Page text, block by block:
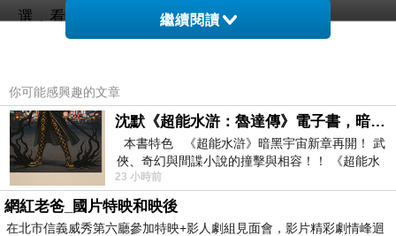
選，看看網友鄉民心得文，
油水平衡)哪裡買最便宜.最划算!
查了很多【DNA純E美】潔顏晶露150ml(無泡沬可
油水平衡)的開箱.分享.評論跟比價的結果，發現它
真的很棒!!!
繼續閱讀
你可能感興趣的文章
沈默《超能水滸：魯達傳》電子書，暗黑宇宙新章，一一五年八月璀璨上架！
本書特色 《超能水滸》暗黑宇宙新章再開！ 武
俠、奇幻與間諜小說的撞擊與相容！！ 《超能水
滸》系列第四部
23 小時前
網紅老爸_國片特映和映後
在北市信義威秀第六廳參加特映+影人劇組見面會，影片精彩劇情峰迴